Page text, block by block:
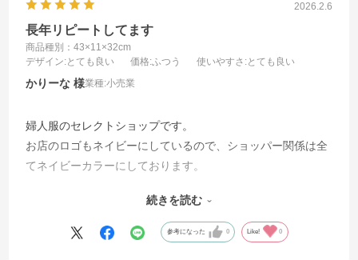
2026.2.6
長年リピートしてます
商品種別：43×11×32cm
デザイン:とても良い 価格:ふつう 使いやすさ :とても良い
かりーな 業種:小売業
婦人服のセレクトショップです。
お店のロゴもネイビーにしているので、ショッパー関係は全
てネイビーカラーにしております。
違いで数種類をオープンからずっとリピートで使っておりま
す。お客様からも好評です。
続きを読む
参考になった 0 Like! 0